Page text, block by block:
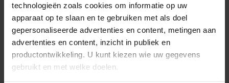
technologieën zoals cookies om informatie op uw
apparaat op te slaan en te gebruiken met als doel
gepersonaliseerde advertenties en content, metingen aan
advertenties en content, inzicht in publiek en
productontwikkeling. U kunt kiezen wie uw gegevens
gebruikt en met welke doelen.